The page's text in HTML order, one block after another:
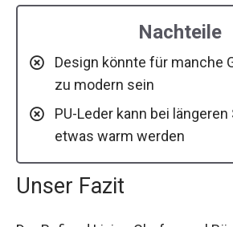
Nachteile
Design könnte für manche
zu modern sein
PU-Leder kann bei
etwas warm werden
Unser Fazit